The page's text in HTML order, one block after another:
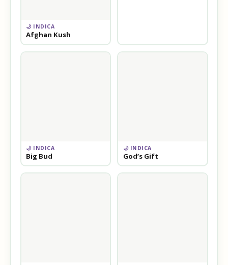
🌙 INDICA
Afghan Kush
🌙 INDICA
Big Bud
🌙 INDICA
God’s Gift